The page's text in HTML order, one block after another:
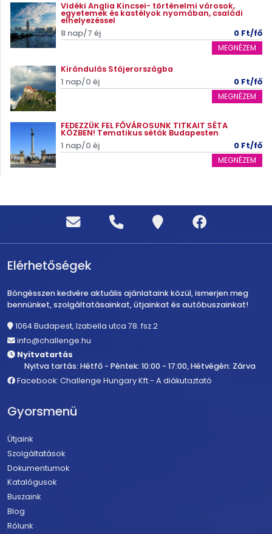
Vidéki Anglia Kincsei- történelmi városok,
egyetemek és kastélyok nyomában, családi
elhelyezéssel
8 nap/7 éj 0 Ft/fő
MEGNÉZEM
Kirándulás Stájerországba
1 nap/0 éj 0 Ft/fő
MEGNÉZEM
FEDEZZÜK FEL FŐVÁROSUNK TITKAIT SÉTA
KÖZBEN! Tematikus séták Budapesten
1 nap/0 éj 0 Ft/fő
MEGNÉZEM
Elérhetőségek
Böngésszen kedvére aktuális ajánlataink közül, ismerjen meg
bennünket, szolgáltatásainkat, útjainkat és autóbuszainkat!
1064 Budapest, Izabella utca 78. fsz.2
info@challenge.hu
Nyitvatartás
Nyitva tartás: Hétfő - Péntek: 10:00 - 17:00, Hétvégén: Zárva
Facebook: Challenge Hungary Kft.- A diákutaztató
Gyorsmenü
Útjaink
Szolgáltatások
Dokumentumok
Katalógusok
Buszaink
Blog
Rólunk